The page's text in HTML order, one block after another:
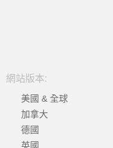
網站版本:
美國 & 全球
加拿大
德國
英國